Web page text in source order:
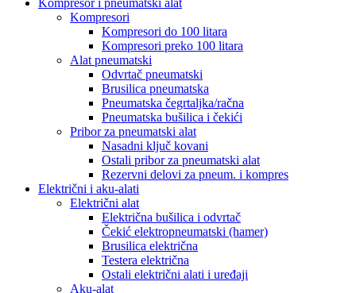
Kompresor i pneumatski alat
Kompresori
Kompresori do 100 litara
Kompresori preko 100 litara
Alat pneumatski
Odvrtač pneumatski
Brusilica pneumatska
Pneumatska čegrtaljka/račna
Pneumatska bušilica i čekići
Pribor za pneumatski alat
Nasadni ključ kovani
Ostali pribor za pneumatski alat
Rezervni delovi za pneum. i kompres
Električni i aku-alati
Električni alat
Električna bušilica i odvrtač
Čekić elektropneumatski (hamer)
Brusilica električna
Testera električna
Ostali električni alati i uređaji
Aku-alat